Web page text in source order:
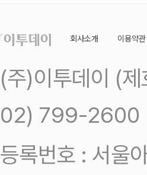
회사소개 이용약관
(주)이투데이 (
02) 799-2600
등록번호 : 서